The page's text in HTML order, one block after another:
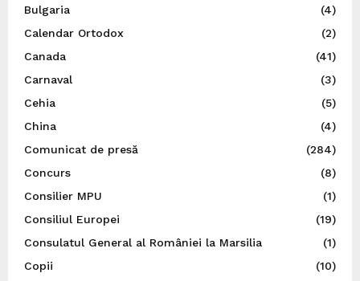
Bulgaria
(4)
Calendar Ortodox
(2)
Canada
(41)
Carnaval
(3)
Cehia
(5)
China
(4)
Comunicat de presă
(284)
Concurs
(8)
Consilier MPU
(1)
Consiliul Europei
(19)
Consulatul General al României la Marsilia
(1)
Copii
(10)